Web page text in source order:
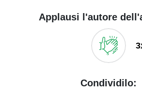
Applausi l'autore
Condividilo: